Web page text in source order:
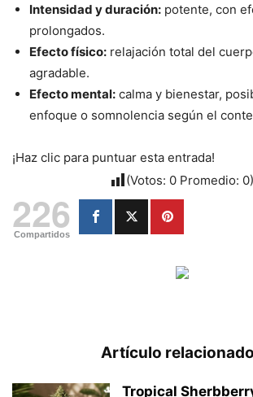
Intensidad y duración: potente, con
prolongados.
Efecto físico: relajación total del
agradable.
Efecto mental: calma y bienestar,
enfoque o somnolencia según el
¡Haz clic para puntuar esta entrada!
(Votos: 0 Promedio: 0)
226
Compartidos
Artículo
Tropical